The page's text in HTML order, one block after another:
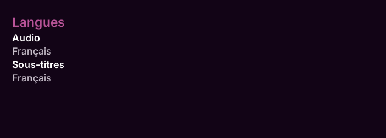
Langues
Audio
Français
Sous-titres
Français